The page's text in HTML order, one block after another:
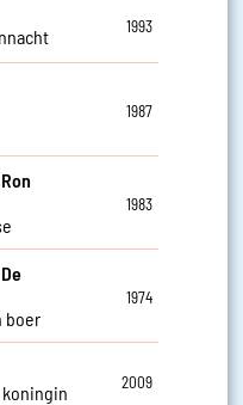
1993
1987
1983
boer
1974
koningin
2009